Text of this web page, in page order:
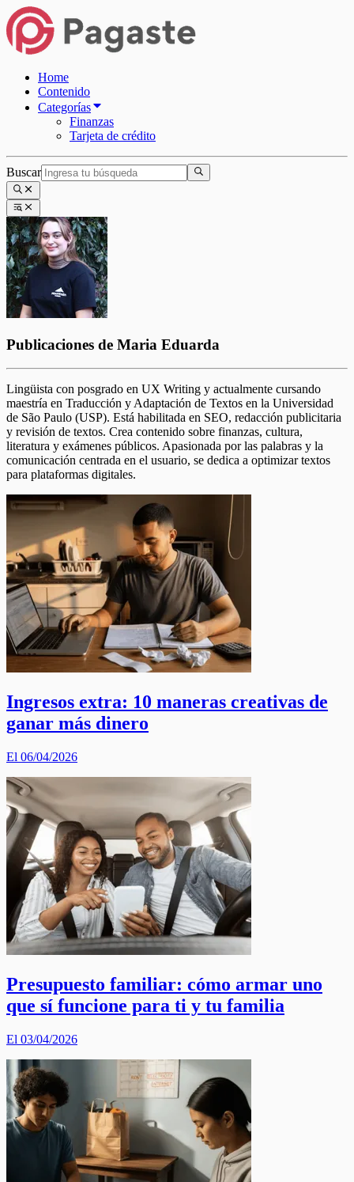
Home
Contenido
Categorías
Finanzas
Tarjeta de crédito
Buscar
Publicaciones de Maria Eduarda
Lingüista con posgrado en UX Writing y actualmente cursando
maestría en Traducción y Adaptación de Textos en la Universidad
de São Paulo (USP). Está habilitada en SEO, redacción publicitaria
y revisión de textos. Crea contenido sobre finanzas, cultura,
literatura y exámenes públicos. Apasionada por las palabras y la
comunicación centrada en el usuario, se dedica a optimizar textos
para plataformas digitales.
Ingresos extra: 10 maneras creativas de
ganar más dinero
El 06/04/2026
Presupuesto familiar: cómo armar uno
que sí funcione para ti y tu familia
El 03/04/2026